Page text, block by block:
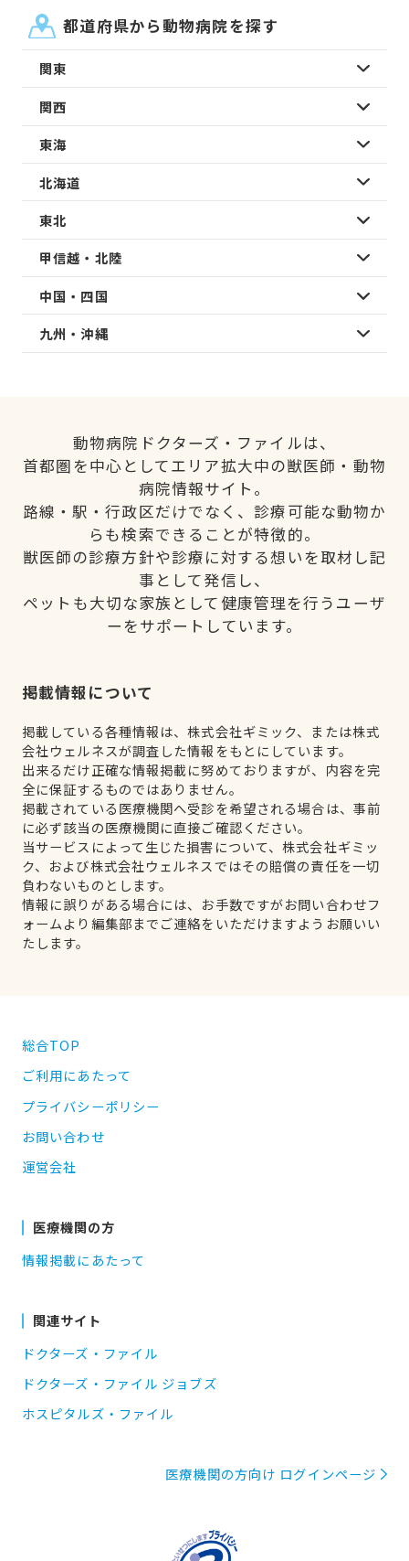
都道府県から動物病院を探す
関東
関西
東海
北海道
東北
甲信越・北陸
中国・四国
九州・沖縄
動物病院ドクターズ・ファイルは、
首都圏を中心としてエリア拡大中の獣医師・動物
病院情報サイト。
路線・駅・行政区だけでなく、診療可能な動物か
らも検索できることが特徴的。
獣医師の診療方針や診療に対する想いを取材し記
事として発信し、
ペットも大切な家族として健康管理を行うユーザ
ーをサポートしています。
掲載情報について
掲載している各種情報は、株式会社ギミック、または株式
会社ウェルネスが調査した情報をもとにしています。
出来るだけ正確な情報掲載に努めておりますが、内容を完
全に保証するものではありません。
掲載されている医療機関へ受診を希望される場合は、事前
に必ず該当の医療機関に直接ご確認ください。
当サービスによって生じた損害について、株式会社ギミッ
ク、および株式会社ウェルネスではその賠償の責任を一切
負わないものとします。
情報に誤りがある場合には、お手数ですがお問い合わせフ
ォームより編集部までご連絡をいただけますようお願いい
たします。
総合TOP
ご利用にあたって
プライバシーポリシー
お問い合わせ
運営会社
医療機関の方
情報掲載にあたって
関連サイト
ドクターズ・ファイル
ドクターズ・ファイル ジョブズ
ホスピタルズ・ファイル
医療機関の方向け ログインページ